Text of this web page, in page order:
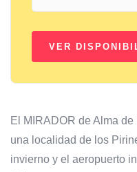
El MIRADOR de Alma
una localidad de los
invierno y el aeropuerto